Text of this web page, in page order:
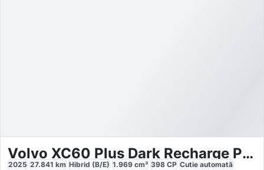
Volvo XC60 Plus Dark Recharge Plug-In Hybrid AWD
2025 27.841 km Hibrid (B/E) 1.969 cm³ 398 CP Cutie automată